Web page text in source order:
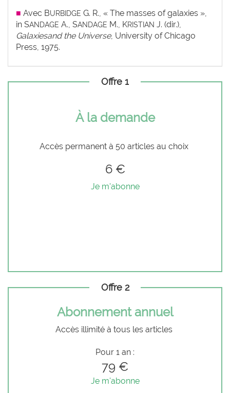
■ Avec BURBIDGE G. R., « The masses of galaxies »,
in SANDAGE A., SANDAGE M., KRISTIAN J. (dir.),
Galaxiesand the Universe, University of Chicago
Press, 1975.
Offre 1
À la demande
Accès permanent à 50 articles au choix
6 €
Je m'abonne
Offre 2
Abonnement annuel
Accès illimité à tous les articles
Pour 1 an :
79 €
Je m'abonne